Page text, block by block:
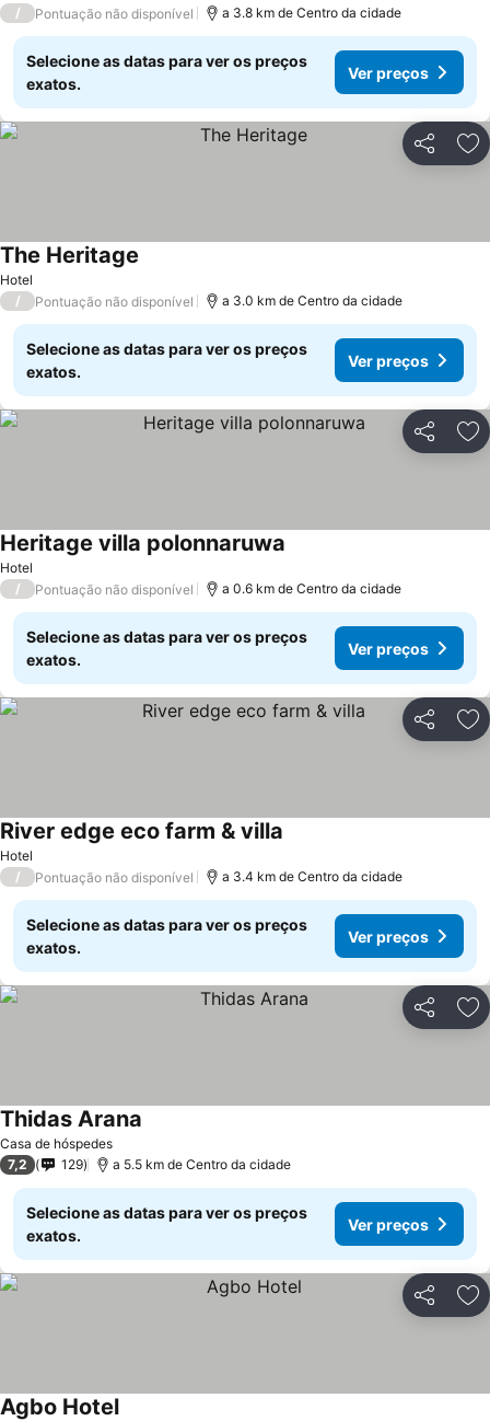
/
Pontuação não disponível a 3.8 km de Centro da cidade
Selecione as datas para ver os preços
exatos.
Ver preços
Partilhar
Hotel
The Heritage
/ Pontuação não disponível a 3.0 km de Centro da cidade
Selecione as datas para ver os preços
exatos.
Ver preços
Partilhar
Hotel
Heritage villa polonnaruwa
/ Pontuação não disponível a 0.6 km de Centro da cidade
Selecione as datas para ver os preços
exatos.
Ver preços
Partilhar
Hotel
River edge eco farm & villa
/ Pontuação não disponível a 3.4 km de Centro da cidade
Selecione as datas para ver os preços
exatos.
Ver preços
Partilhar
Casa de hóspedes
Thidas Arana
7,2 129 a 5.5 km de Centro da cidade
Selecione as datas para ver os preços
exatos.
Ver preços
Partilhar
Agbo Hotel